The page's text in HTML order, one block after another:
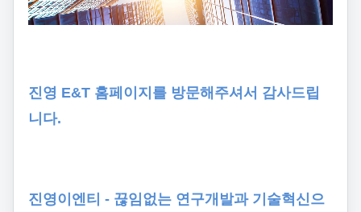
진영 E&T 홈페이지를 방문해주셔서 감사드립
니다.
진영이엔티 - 끊임없는 연구개발과 기술혁신으